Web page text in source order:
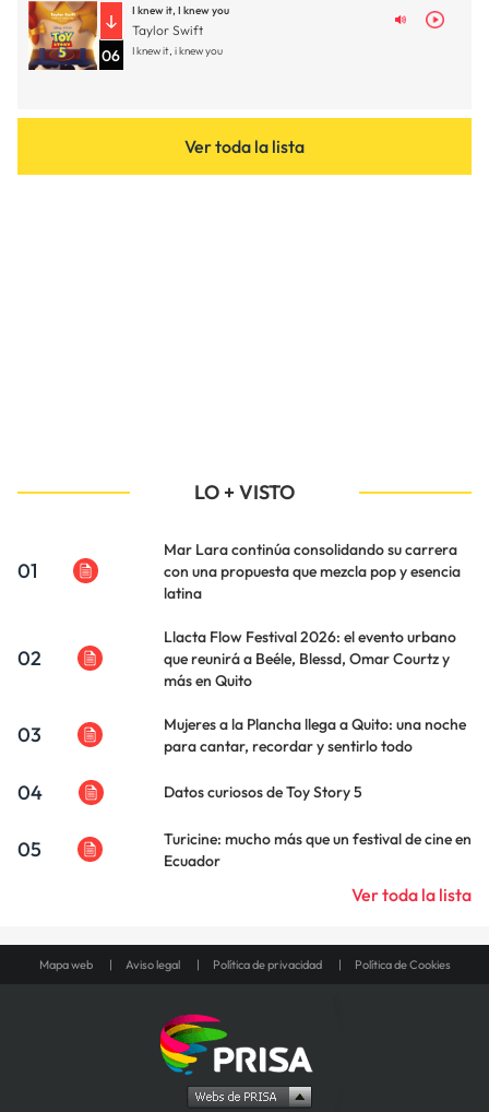
06
I knew it, I knew you
Taylor Swift
I knew it, i knew you
Ver toda la lista
LO + VISTO
01
Mar Lara continúa consolidando su carrera
con una propuesta que mezcla pop y esencia
latina
02
Llacta Flow Festival 2026: el evento urbano
que reunirá a Beéle, Blessd, Omar Courtz y
más en Quito
03
Mujeres a la Plancha llega a Quito: una noche
para cantar, recordar y sentirlo todo
04 Datos curiosos de Toy Story 5
05
Turicine: mucho más que un festival de cine en
Ecuador
Ver toda la lista
Mapa web Aviso legal Política de privacidad Política de Cookies